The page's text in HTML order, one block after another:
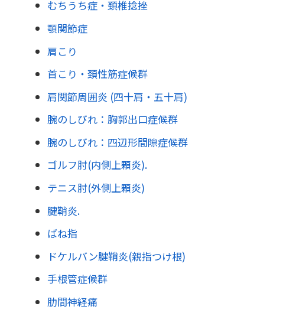
むちうち症・頚椎捻挫
顎関節症
肩こり
首こり・頚性筋症候群
肩関節周囲炎 (四十肩・五十肩)
腕のしびれ：胸郭出口症候群
腕のしびれ：四辺形間隙症候群
ゴルフ肘(内側上顆炎).
テニス肘(外側上顆炎)
腱鞘炎.
ばね指
ドケルバン腱鞘炎(親指つけ根)
手根管症候群
肋間神経痛